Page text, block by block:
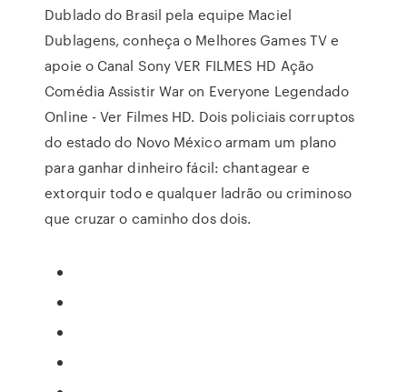
Dublado do Brasil pela equipe Maciel
Dublagens, conheça o Melhores Games TV e
apoie o Canal Sony VER FILMES HD Ação
Comédia Assistir War on Everyone Legendado
Online - Ver Filmes HD. Dois policiais corruptos
do estado do Novo México armam um plano
para ganhar dinheiro fácil: chantagear e
extorquir todo e qualquer ladrão ou criminoso
que cruzar o caminho dos dois.